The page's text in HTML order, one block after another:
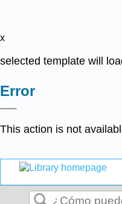
x
selected template will
Error
This action is not